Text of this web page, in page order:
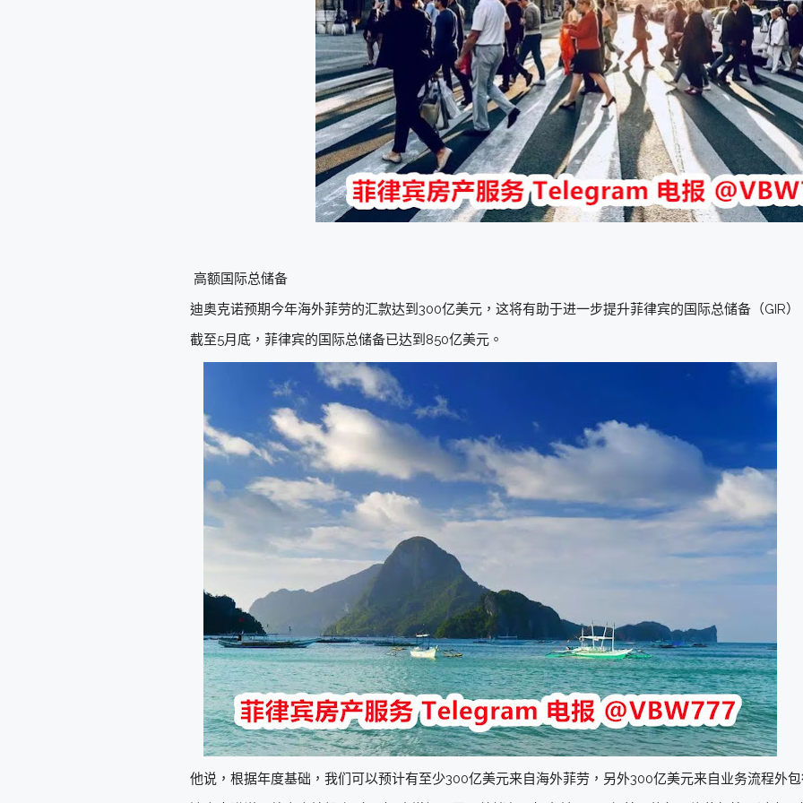
高额国际总储备
迪奥克诺预期今年海外菲劳的汇款达到300亿美元，这将有助于进一步提升菲律宾的国际总储备（GIR）
截至5月底，菲律宾的国际总储备已达到850亿美元。
他说，根据年度基础，我们可以预计有至少300亿美元来自海外菲劳，另外300亿美元来自业务流程外